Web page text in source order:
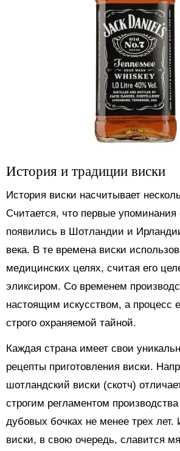
История и традиции виски
История виски насчитывает
Считается, что первые упоминания
появились в Шотландии и
века. В те времена виски
медицинских целях, считая его
эликсиром. Со временем
настоящим искусством, а процесс
строго охраняемой тайной.
Каждая страна имеет свои
рецепты приготовления виски.
шотландский виски (скотч)
строгим регламентом
дубовых бочках не менее трех лет.
виски, в свою очередь, славится